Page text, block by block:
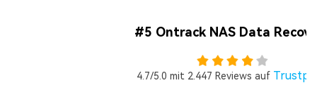
#5 Ontrack NAS Data
4.7/5.0 mit 2.447 Reviews auf